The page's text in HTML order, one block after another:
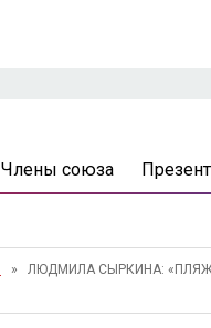
Члены союза
» ЛЮДМИЛА СЫРКИНА: